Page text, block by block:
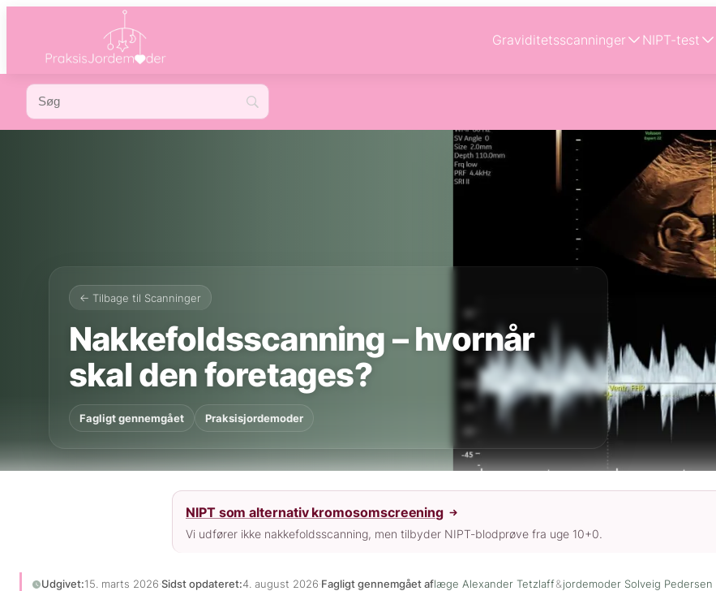
Graviditetsscanninger NIPT-test
← Tilbage til Scanninger
Nakkefoldsscanning – hvornår
skal den foretages?
Fagligt gennemgået Praksisjordemoder
NIPT som alternativ kromosomscreening
Vi udfører ikke nakkefoldsscanning, men tilbyder NIPT-blodprøve fra uge 10+0.
Udgivet:15. marts 2026·Sidst opdateret:4. august 2026·Fagligt gennemgået aflæge Alexander Tetzlaff&jordemoder Solveig Pedersen